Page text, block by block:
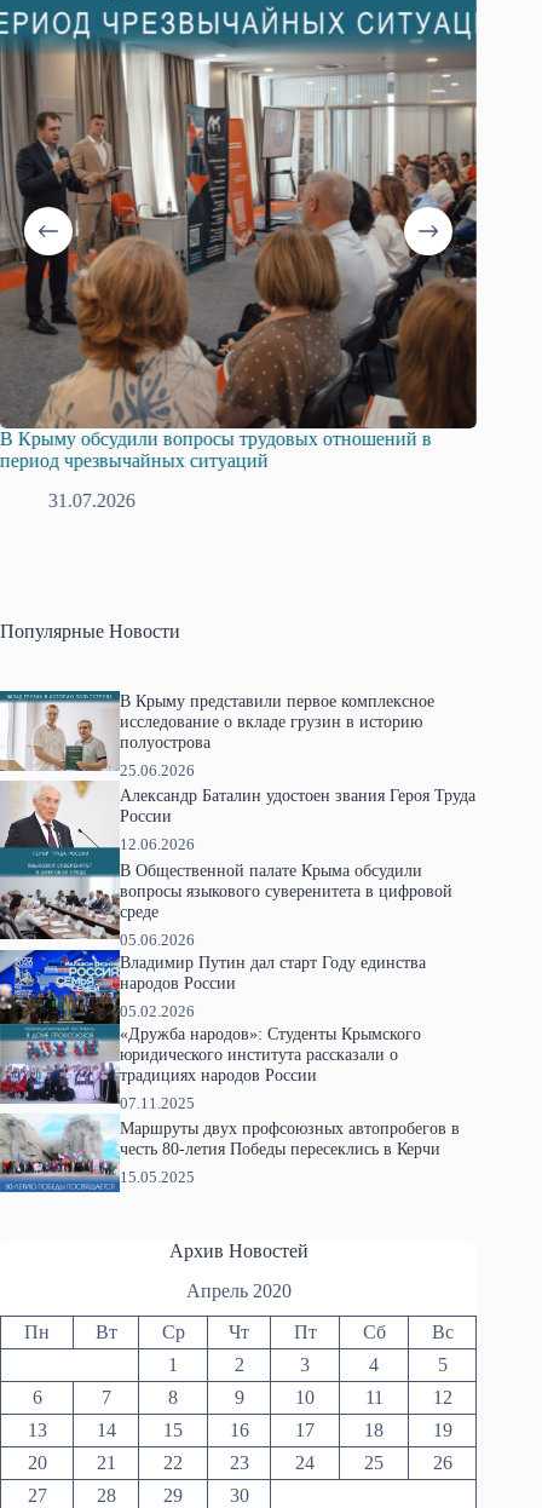
В Крыму обсудили вопросы трудовых отношений в
период чрезвычайных ситуаций
31.07.2026
Популярные Новости
В Крыму представили первое комплексное
исследование о вкладе грузин в историю
полуострова
25.06.2026
Александр Баталин удостоен звания Героя Труда
России
12.06.2026
В Общественной палате Крыма обсудили
вопросы языкового суверенитета в цифровой
среде
05.06.2026
Владимир Путин дал старт Году единства
народов России
05.02.2026
«Дружба народов»: Студенты Крымского
юридического института рассказали о
традициях народов России
07.11.2025
Маршруты двух профсоюзных автопробегов в
честь 80-летия Победы пересеклись в Керчи
15.05.2025
Архив Новостей
Апрель 2020
Пн Вт Ср Чт Пт Сб
Вс
1
2 3 4
5
6
7 8 9 10 11
12
13
14 15 16 17 18
19
20
21 22 23 24 25
26
27
28 29
30